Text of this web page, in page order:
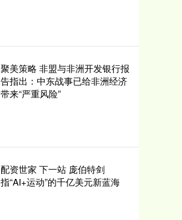
聚美策略 非盟与非洲开发银行报
告指出：中东战事已给非洲经济
带来“严重风险”
配资世家 下一站 庞伯特剑
指“AI+运动”的千亿美元新蓝海